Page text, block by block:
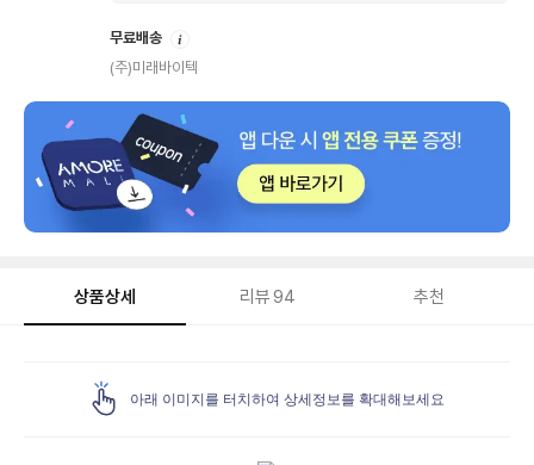
무료배송
(주)미래바이텍
상품상세 리뷰94 추천
아래 이미지를 터치하여 상세정보를 확대해보세요